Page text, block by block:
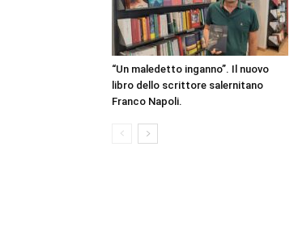
“Un maledetto inganno”. Il nuovo
libro dello scrittore salernitano
Franco Napoli.